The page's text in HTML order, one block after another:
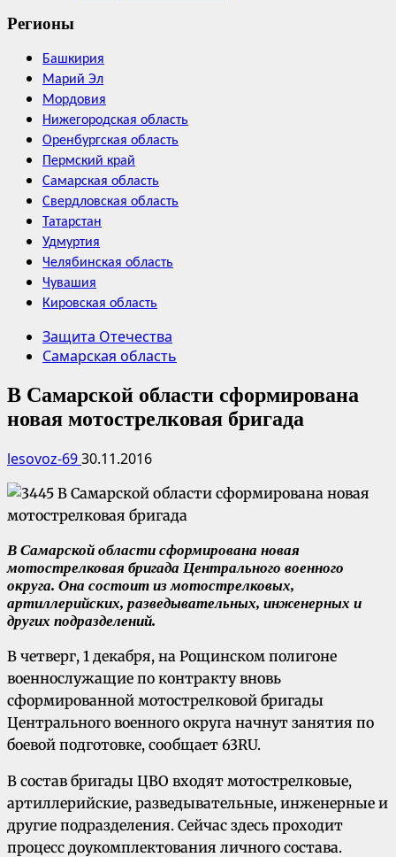
Регионы
Башкирия
Марий Эл
Мордовия
Нижегородская область
Оренбургская область
Пермский край
Самарская область
Свердловская область
Татарстан
Удмуртия
Челябинская область
Чувашия
Кировская область
Защита Отечества
Самарская область
В Самарской области сформирована
новая мотострелковая бригада
lesovoz-6930.11.2016
В Самарской области сформирована новая
мотострелковая бригада Центрального военного
округа. Она состоит из мотострелковых,
артиллерийских, разведывательных, инженерных и
других подразделений.
В четверг, 1 декабря, на Рощинском полигоне
военнослужащие по контракту вновь
сформированной мотострелковой бригады
Центрального военного округа начнут занятия по
боевой подготовке, сообщает 63RU.
В состав бригады ЦВО входят мотострелковые,
артиллерийские, разведывательные, инженерные и
другие подразделения. Сейчас здесь проходит
процесс доукомплектования личного состава.